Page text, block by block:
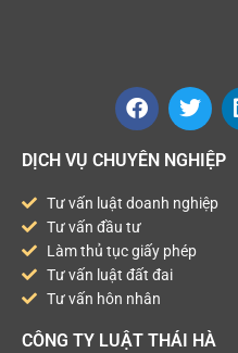
DỊCH VỤ CHUYÊN NGHIỆP
Tư vấn luật doanh nghiệp
Tư vấn đầu tư
Làm thủ tục giấy phép
Tư vấn luật đất đai
Tư vấn hôn nhân
CÔNG TY LUẬT THÁI HÀ